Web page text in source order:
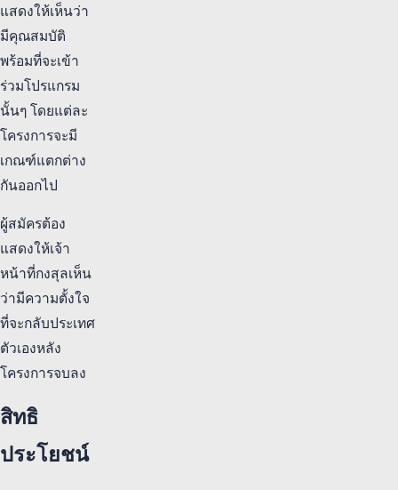
แสดงให้เห็นว่า
มีคุณสมบัติ
พร้อมที่จะเข้า
ร่วมโปรแกรม
นั้นๆ โดยแต่ละ
โครงการจะมี
เกณฑ์แตกต่าง
กันออกไป
ผู้สมัครต้อง
แสดงให้เจ้า
หน้าที่กงสุลเห็น
ว่ามีความตั้งใจ
ที่จะกลับประเทศ
ตัวเองหลัง
โครงการจบลง
สิทธิ
ประโยชน์